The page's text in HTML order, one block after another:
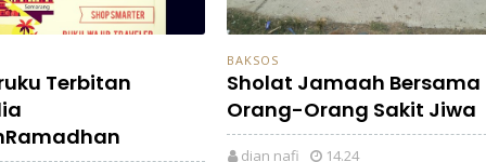
Terbitan
BAKSOS
Sholat Jamaah Bersama
Orang-Orang Sakit Jiwa
dian nafi 14.24